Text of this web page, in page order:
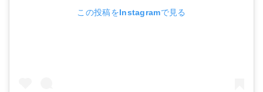
この投稿をInstagramで見る